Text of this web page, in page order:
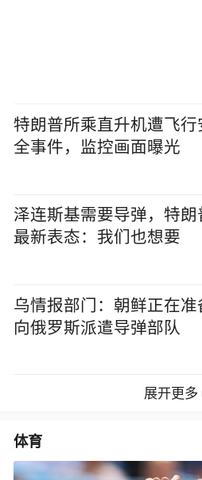
特朗普所乘直升机遭飞行
全事件，监控画面曝光
泽连斯基需要导弹，特朗
最新表态：我们也想要
乌情报部门：朝鲜正在准
向俄罗斯派遣导弹部队
展开更多
体育